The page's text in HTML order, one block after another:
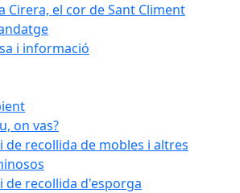
Cirera, el cor de Sant Climent
i informació
on vas?
de recollida de mobles i altres
de recollida d'esporga